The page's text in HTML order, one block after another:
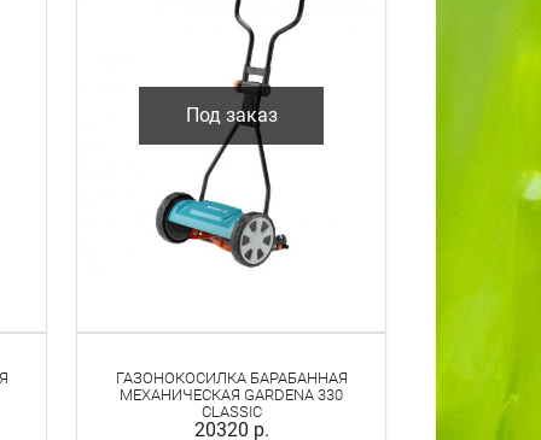
Под заказ
ГАЗОНОКОСИЛКА БАРАБАННАЯ
МЕХАНИЧЕСКАЯ GARDENA 330
CLASSIC
20320 р.